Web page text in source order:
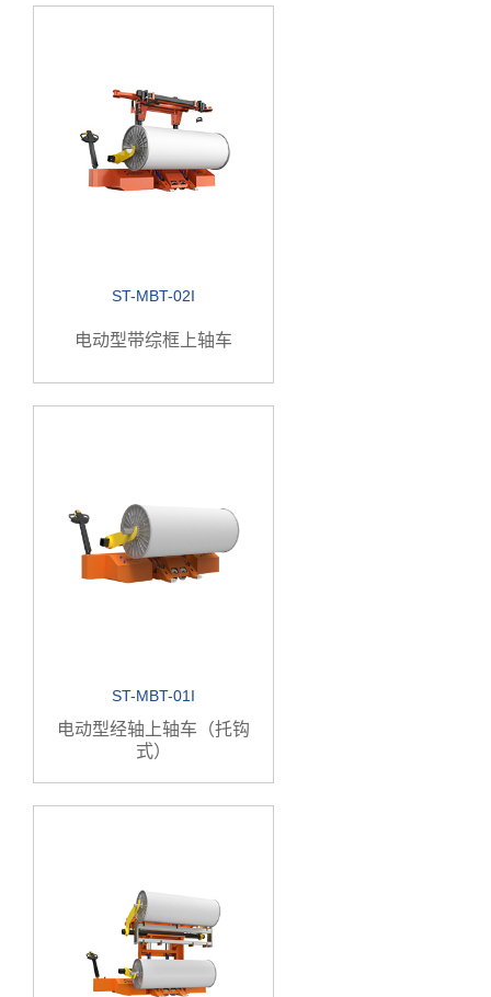
ST-MBT-02I
电动型带综框上轴车
ST-MBT-01I
电动型经轴上轴车（托钩
式）